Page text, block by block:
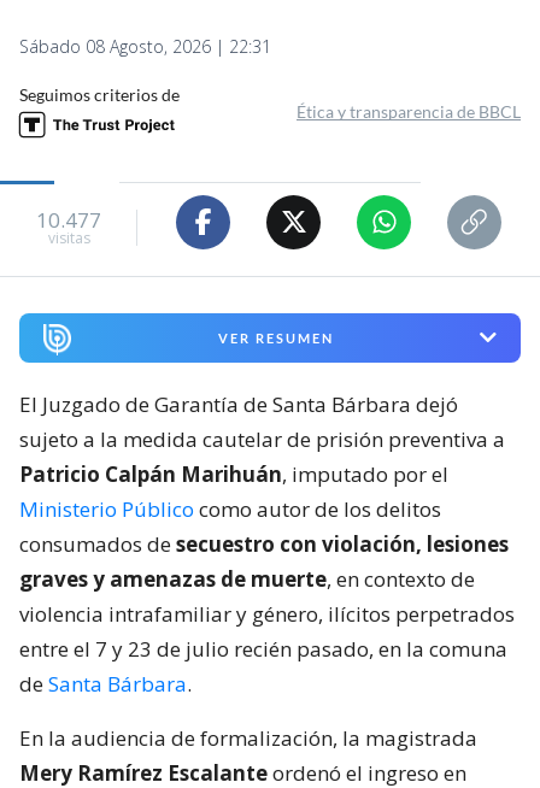
Sábado 08 Agosto, 2026 | 22:31
Seguimos criterios de
Ética y transparencia de BBCL
10.477
visitas
VER RESUMEN
El Juzgado de Garantía de Santa Bárbara dejó
sujeto a la medida cautelar de prisión preventiva a
Patricio Calpán Marihuán, imputado por el
Ministerio Público como autor de los delitos
consumados desecuestro con violación, lesiones
graves y amenazas de muerte, en contexto de
violencia intrafamiliar y género, ilícitos perpetrados
entre el 7 y 23 de julio recién pasado, en la comuna
deSanta Bárbara.
En la audiencia de formalización, la magistrada
Mery Ramírez Escalanteordenó el ingreso en